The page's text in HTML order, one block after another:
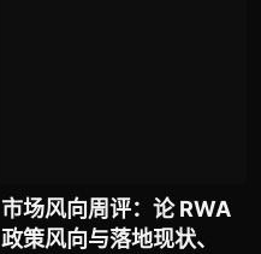
市场风向周评：论 RWA
政策风向与落地现状、